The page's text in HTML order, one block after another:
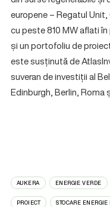
europene – Regatul
cu peste 810 MW aflati
și un portofoliu de
este susținută de
suveran de investiții al
Edinburgh, Berlin, Roma
AUKERA ENERGIE VERDE
PROIECT STOCARE